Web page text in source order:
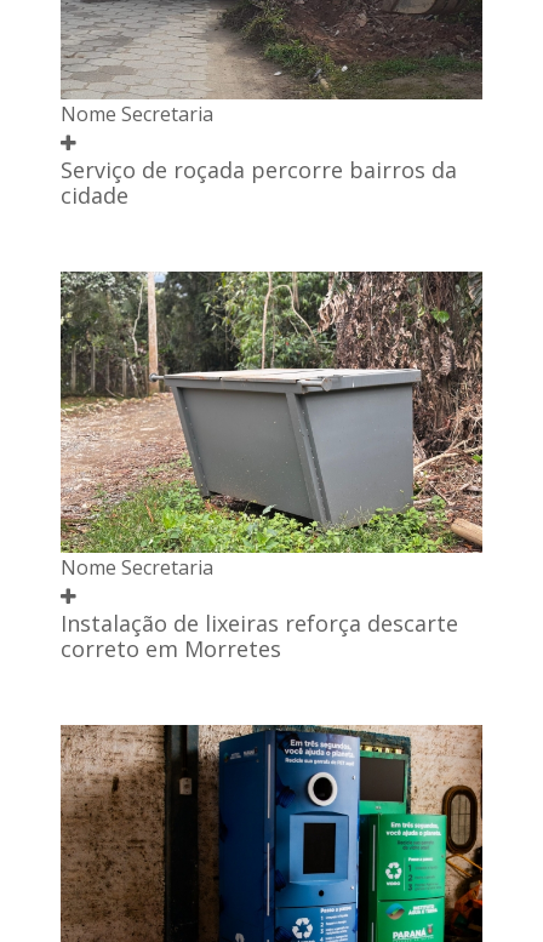
Nome Secretaria
Serviço de roçada percorre bairros da
cidade
Nome Secretaria
Instalação de lixeiras reforça descarte
correto em Morretes